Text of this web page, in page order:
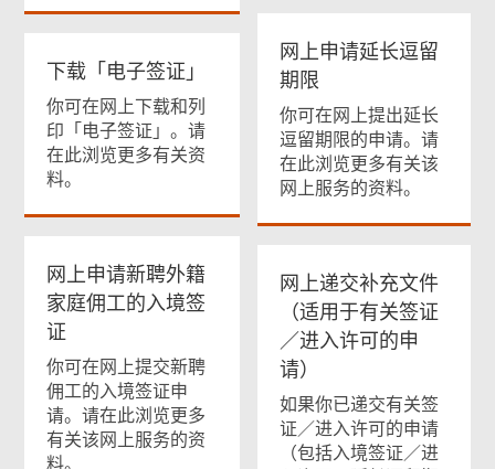
网上申请延长逗留
期限
你可在网上提出延长
逗留期限的申请。请
在此浏览更多有关该
网上服务的资料。
下载「电子签证」
你可在网上下载和列
印「电子签证」。请
在此浏览更多有关资
料。
网上申请新聘外籍
家庭佣工的入境签
证
你可在网上提交新聘
佣工的入境签证申
请。请在此浏览更多
有关该网上服务的资
料。
网上递交补充文件
（适用于有关签证
／进入许可的申
请）
如果你已递交有关签
证／进入许可的申请
（包括入境签证／进